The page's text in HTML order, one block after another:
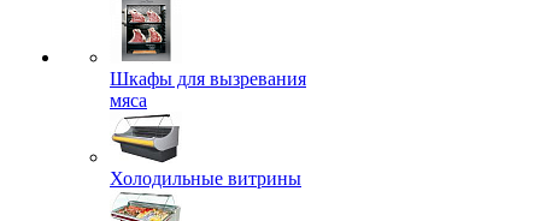
Шкафы для вызревания
мяса
Холодильные витрины